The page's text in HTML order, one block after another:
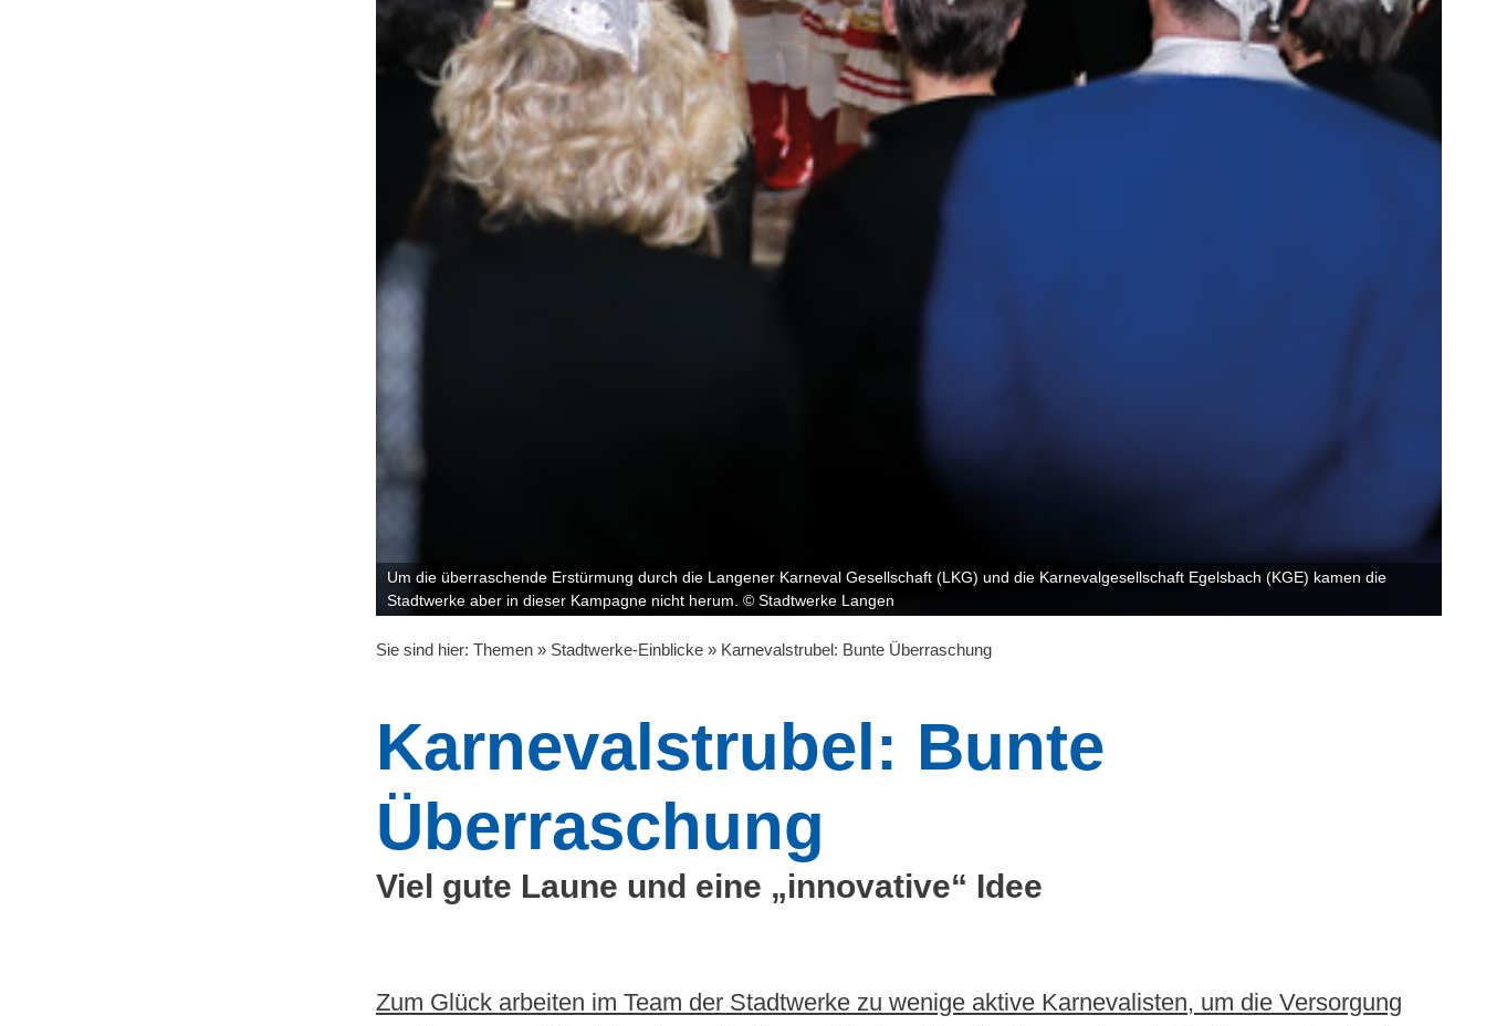
Um die überraschende Erstürmung durch die Langener Karneval Gesellschaft (LKG) und die Karnevalgesellschaft Egelsbach (KGE) kamen die
Stadtwerke aber in dieser Kampagne nicht herum. © Stadtwerke Langen
Sie sind hier: Themen » Stadtwerke-Einblicke » Karnevalstrubel: Bunte Überraschung
Karnevalstrubel: Bunte
Überraschung
Viel gute Laune und eine „innovative“ Idee
Zum Glück arbeiten im Team der Stadtwerke zu wenige aktive Karnevalisten, um die Versorgung